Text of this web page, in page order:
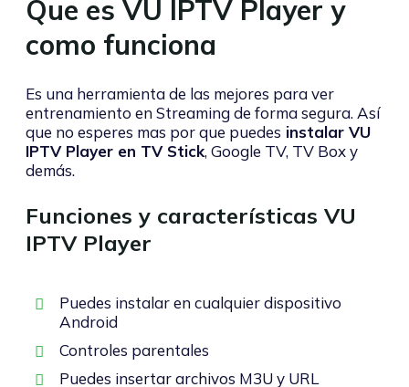
Que es VU IPTV Player y
como funciona
Es una herramienta de las mejores para ver
entrenamiento en Streaming de forma segura. Así
que no esperes mas por que puedes instalar VU
IPTV Player en TV Stick, Google TV, TV Box y
demás.
Funciones y características VU
IPTV Player
Puedes instalar en cualquier dispositivo
Android
Controles parentales
Puedes insertar archivos M3U y URL